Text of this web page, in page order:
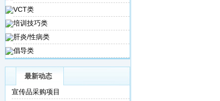
VCT类
培训技巧类
肝炎/性病类
倡导类
最新动态
宣传品采购项目